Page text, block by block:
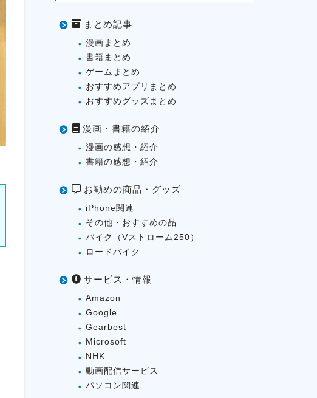
まとめ記事
漫画まとめ
書籍まとめ
ゲームまとめ
おすすめアプリまとめ
おすすめグッズまとめ
漫画・書籍の紹介
漫画の感想・紹介
書籍の感想・紹介
お勧めの商品・グッズ
iPhone関連
その他・おすすめの品
バイク（Vストローム250）
ロードバイク
サービス・情報
Amazon
Google
Gearbest
Microsoft
NHK
動画配信サービス
パソコン関連